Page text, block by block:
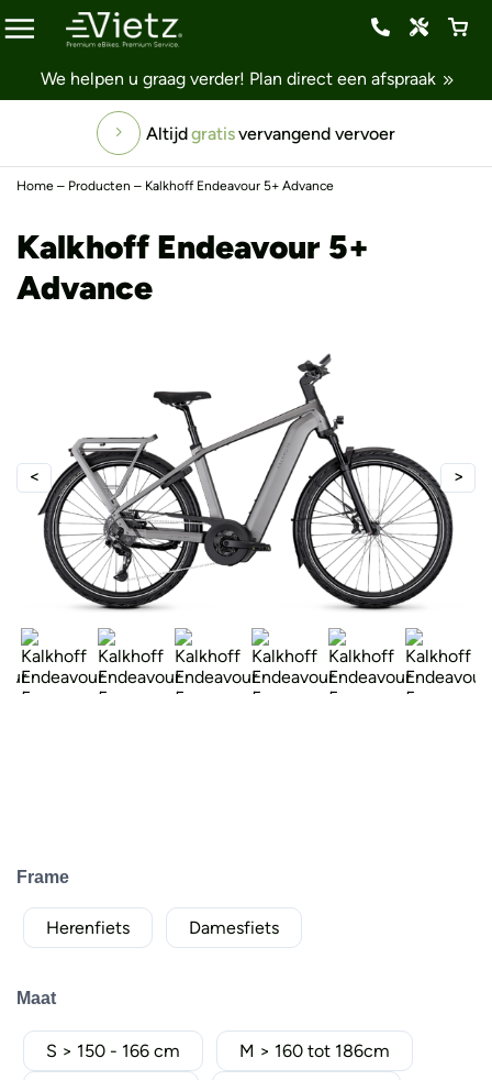
We helpen u graag verder! Plan direct een afspraak
Altijdgratisvervangend vervoer
Home – Producten – Kalkhoff Endeavour 5+ Advance
Kalkhoff Endeavour 5+
Advance
Frame
Herenfiets Damesfiets
Maat
S > 150 - 166 cm
M > 160 tot 186cm